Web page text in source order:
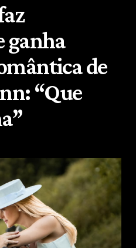
ganha
de
“Que